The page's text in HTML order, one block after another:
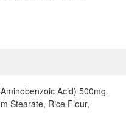
Acid) 500mg.
Stearate, Rice Flour,